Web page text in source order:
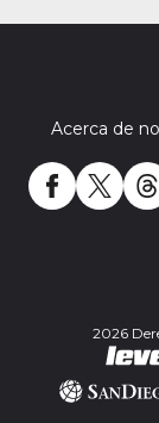
Acerca de
2026